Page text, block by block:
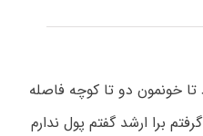
تا خونمون دو تا کوچه فاصله
برا ارشد گفتم پول ندارم